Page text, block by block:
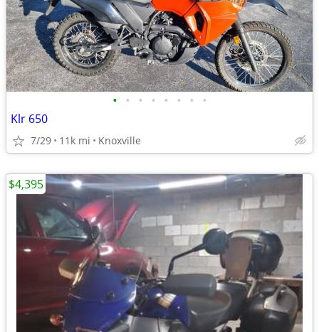
• • • • • • • •
Klr 650
7/29 11k mi Knoxville
$4,395